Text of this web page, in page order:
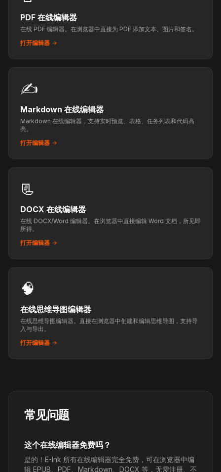
PDF 在线编辑器
在线 PDF 编辑器。在浏览器中直接为 PDF 添加文本、图片和签名。
打开编辑器
✍️
Markdown 在线编辑器
Markdown 在线编辑器，支持实时预览、表格、任务列表和代码高
亮。
打开编辑器
📃
DOCX 在线编辑器
在线 DOCX/Word 编辑器。在浏览器中直接编辑 Word 文档，所见即
所得。
打开编辑器
🧠
在线思维导图编辑器
在线思维导图编辑器。直接在浏览器中创建和编辑思维导图，支持导
入与导出。
打开编辑器
常见问题
这个在线编辑器免费吗？
是的！E-Ink 所有在线编辑器完全免费，可在浏览器中编
辑 EPUB、PDF、Markdown、DOCX 等，无需注册、不